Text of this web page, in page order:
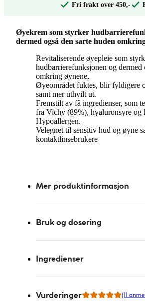
Fri frakt over 450,-
Øyekrem som styrker
dermed også den sarte huden
Revitaliserende øyepleie som
hudbarrierefunksjonen og dermed
omkring øynene.
Øyeområdet fuktes, blir fyldigere
samt mer uthvilt ut.
Fremstilt av få ingredienser, som
fra Vichy (89%), hyaluronsyre og
Hypoallergen.
Velegnet til sensitiv hud og øyne
kontaktlinsebrukere
Mer produktinformasjon
Bruk og dosering
Ingredienser
Vurderinger (11